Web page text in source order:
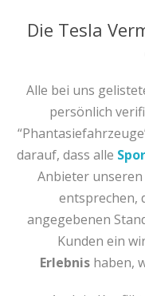
Die Tesla
Alle bei uns
persönlich
darauf, dass alle
Anbieter
entsprechen,
angegebenen
Kunden ein
Erlebnishaben,